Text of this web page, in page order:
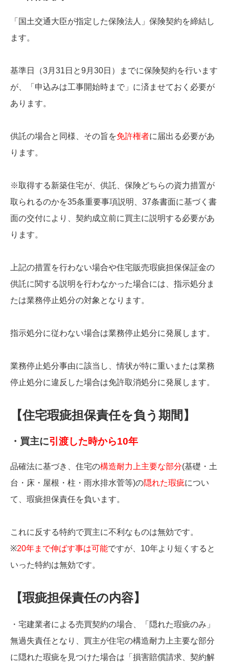
「国土交通大臣が指定した保険法人」保険契約を締結し
ます。
基準日（3月31日と9月30日）までに保険契約を行います
が、「申込みは工事開始時まで」に済ませておく必要が
あります。
供託の場合と同様、その旨を免許権者に届出る必要があ
ります。
※取得する新築住宅が、供託、保険どちらの資力措置が
取られるのかを35条重要事項説明、37条書面に基づく書
面の交付により、契約成立前に買主に説明する必要があ
ります。
上記の措置を行わない場合や住宅販売瑕疵担保保証金の
供託に関する説明を行わなかった場合には、指示処分ま
たは業務停止処分の対象となります。
指示処分に従わない場合は業務停止処分に発展します。
業務停止処分事由に該当し、情状が特に重いまたは業務
停止処分に違反した場合は免許取消処分に発展します。
【住宅瑕疵担保責任を負う期間】
・買主に引渡した時から10年
品確法に基づき、住宅の構造耐力上主要な部分(基礎・土
台・床・屋根・柱・雨水排水菅等)の隠れた瑕疵につい
て、瑕疵担保責任を負います。
これに反する特約で買主に不利なものは無効です。
※20年まで伸ばす事は可能ですが、10年より短くすると
いった特約は無効です。
【瑕疵担保責任の内容】
・宅建業者による売買契約の場合、「隠れた瑕疵のみ」
無過失責任となり、買主が住宅の構造耐力上主要な部分
に隠れた瑕疵を見つけた場合は「損害賠償請求、契約解